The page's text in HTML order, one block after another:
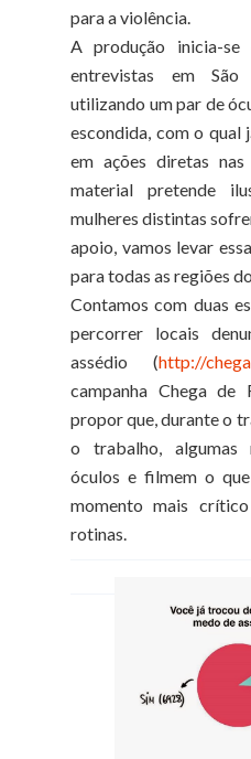
para a violência.
A produção inicia-
entrevistas em São
utilizando um par de
escondida, com o qual
em ações diretas
material pretende
mulheres distintas
apoio, vamos levar
para todas as regiões
Contamos com duas
percorrer locais
assédio (http://
campanha Chega de
propor que, durante o
o trabalho, algumas
óculos e filmem o
momento mais
rotinas.